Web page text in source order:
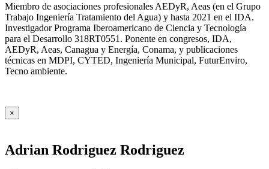
Miembro de asociaciones profesionales AEDyR, Aeas (en el Grupo
Trabajo Ingeniería Tratamiento del Agua) y hasta 2021 en el IDA.
Investigador Programa Iberoamericano de Ciencia y Tecnología
para el Desarrollo 318RT0551. Ponente en congresos, IDA,
AEDyR, Aeas, Canagua y Energía, Conama, y publicaciones
técnicas en MDPI, CYTED, Ingeniería Municipal, FuturEnviro,
Tecno ambiente.
×
Adrian Rodriguez Rodriguez